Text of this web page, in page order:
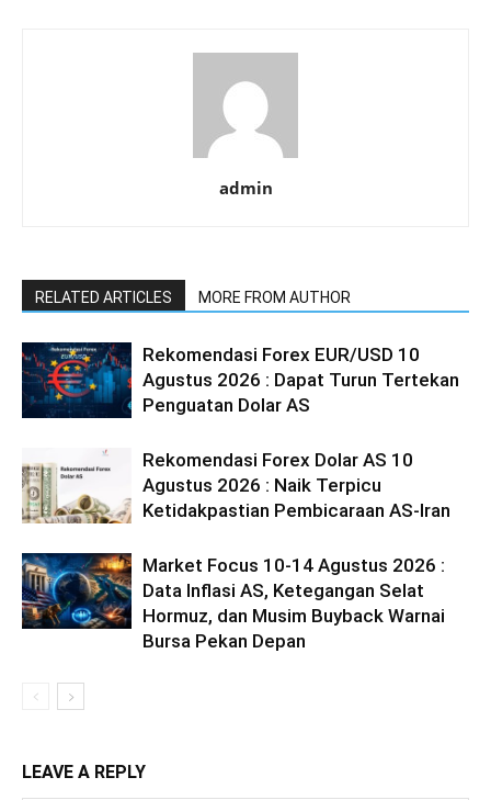
admin
RELATED ARTICLES MORE FROM AUTHOR
Rekomendasi Forex EUR/USD 10
Agustus 2026 : Dapat Turun Tertekan
Penguatan Dolar AS
Rekomendasi Forex Dolar AS 10
Agustus 2026 : Naik Terpicu
Ketidakpastian Pembicaraan AS-Iran
Market Focus 10-14 Agustus 2026 :
Data Inflasi AS, Ketegangan Selat
Hormuz, dan Musim Buyback Warnai
Bursa Pekan Depan
LEAVE A REPLY